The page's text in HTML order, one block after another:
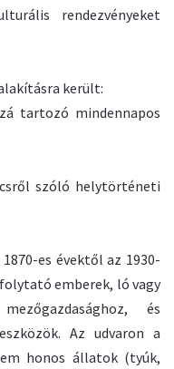
rendezvényeket
került:
mindennapos
helytörténeti
es évektől az 1930-
emberek, ló vagy
és
Az udvaron a
honos állatok (tyúk,